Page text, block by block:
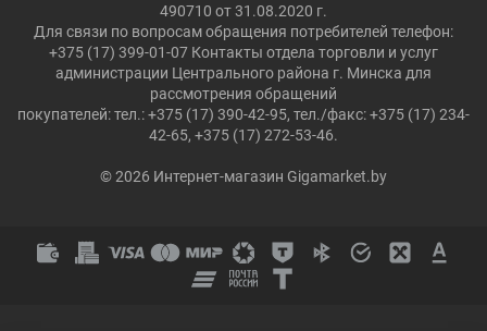
490710 от 31.08.2020 г.
Для связи по вопросам обращения потребителей телефон:
+375 (17) 399-01-07 Контакты отдела торговли и услуг
администрации Центрального района г. Минска для
рассмотрения обращений
покупателей: тел.: +375 (17) 390-42-95, тел./факс: +375 (17) 234-
42-65, +375 (17) 272-53-46.
© 2026 Интернет-магазин Gigamarket.by